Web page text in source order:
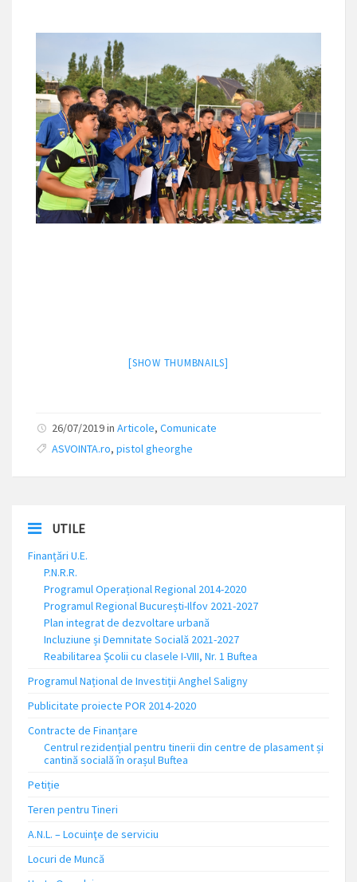
[SHOW THUMBNAILS]
26/07/2019 in Articole, Comunicate
ASVOINTA.ro, pistol gheorghe
UTILE
Finanțări U.E.
P.N.R.R.
Programul Operațional Regional 2014-2020
Programul Regional București-Ilfov 2021-2027
Plan integrat de dezvoltare urbană
Incluziune și Demnitate Socială 2021-2027
Reabilitarea Școlii cu clasele I-VIII, Nr. 1 Buftea
Programul Național de Investiții Anghel Saligny
Publicitate proiecte POR 2014-2020
Contracte de Finanțare
Centrul rezidențial pentru tinerii din centre de plasament și
cantină socială în orașul Buftea
Petiție
Teren pentru Tineri
A.N.L. – Locuinţe de serviciu
Locuri de Muncă